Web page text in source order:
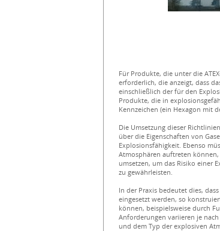
Für Produkte, die unter die
erforderlich, die anzeigt, dass
einschließlich der für den
Produkte, die in
Kennzeichen (ein Hexagon mit
Die Umsetzung dieser
über die Eigenschaften von
Explosionsfähigkeit. Ebenso
Atmosphären auftreten
umsetzen, um das Risiko einer
zu gewährleisten.
In der Praxis bedeutet dies,
eingesetzt werden, so
können, beispielsweise durch
Anforderungen variieren je
und dem Typ der explosiven